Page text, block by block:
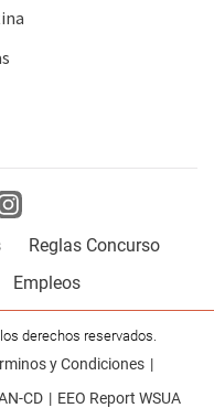
Reglas Concurso
Empleos
derechos reservados.
y Condiciones
CD EEO Report WSUA